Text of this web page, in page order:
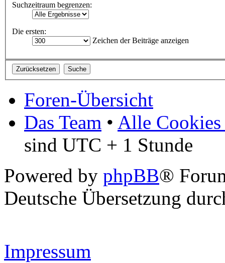
Suchzeitraum begrenzen:
Die ersten:
Zeichen der Beiträge anzeigen
Foren-Übersicht
Das Team • Alle Cookies
sind UTC + 1 Stunde
Powered by phpBB®
Deutsche Übersetzung
Impressum